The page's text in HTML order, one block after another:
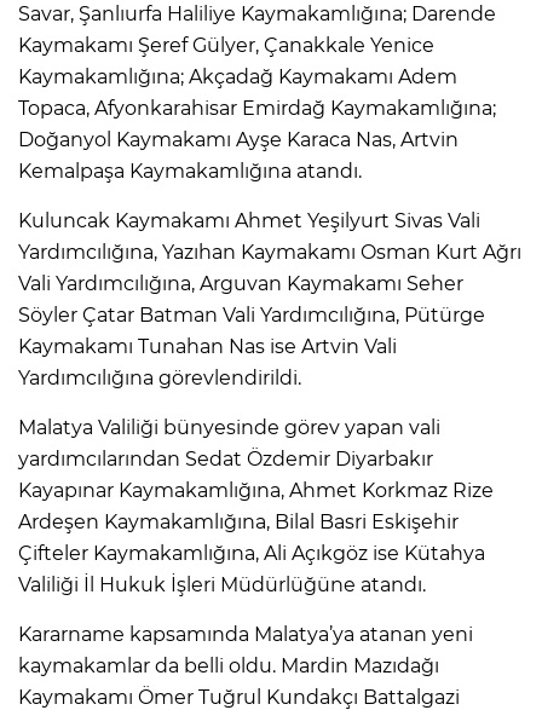
Savar, Şanlıurfa Haliliye Kaymakamlığına; Darende
Kaymakamı Şeref Gülyer, Çanakkale Yenice
Kaymakamlığına; Akçadağ Kaymakamı Adem
Topaca, Afyonkarahisar Emirdağ Kaymakamlığına;
Doğanyol Kaymakamı Ayşe Karaca Nas, Artvin
Kemalpaşa Kaymakamlığına atandı.
Kuluncak Kaymakamı Ahmet Yeşilyurt Sivas Vali
Yardımcılığına, Yazıhan Kaymakamı Osman Kurt Ağrı
Vali Yardımcılığına, Arguvan Kaymakamı Seher
Söyler Çatar Batman Vali Yardımcılığına, Pütürge
Kaymakamı Tunahan Nas ise Artvin Vali
Yardımcılığına görevlendirildi.
Malatya Valiliği bünyesinde görev yapan vali
yardımcılarından Sedat Özdemir Diyarbakır
Kayapınar Kaymakamlığına, Ahmet Korkmaz Rize
Ardeşen Kaymakamlığına, Bilal Basri Eskişehir
Çifteler Kaymakamlığına, Ali Açıkgöz ise Kütahya
Valiliği İl Hukuk İşleri Müdürlüğüne atandı.
Kararname kapsamında Malatya’ya atanan yeni
kaymakamlar da belli oldu. Mardin Mazıdağı
Kaymakamı Ömer Tuğrul Kundakçı Battalgazi